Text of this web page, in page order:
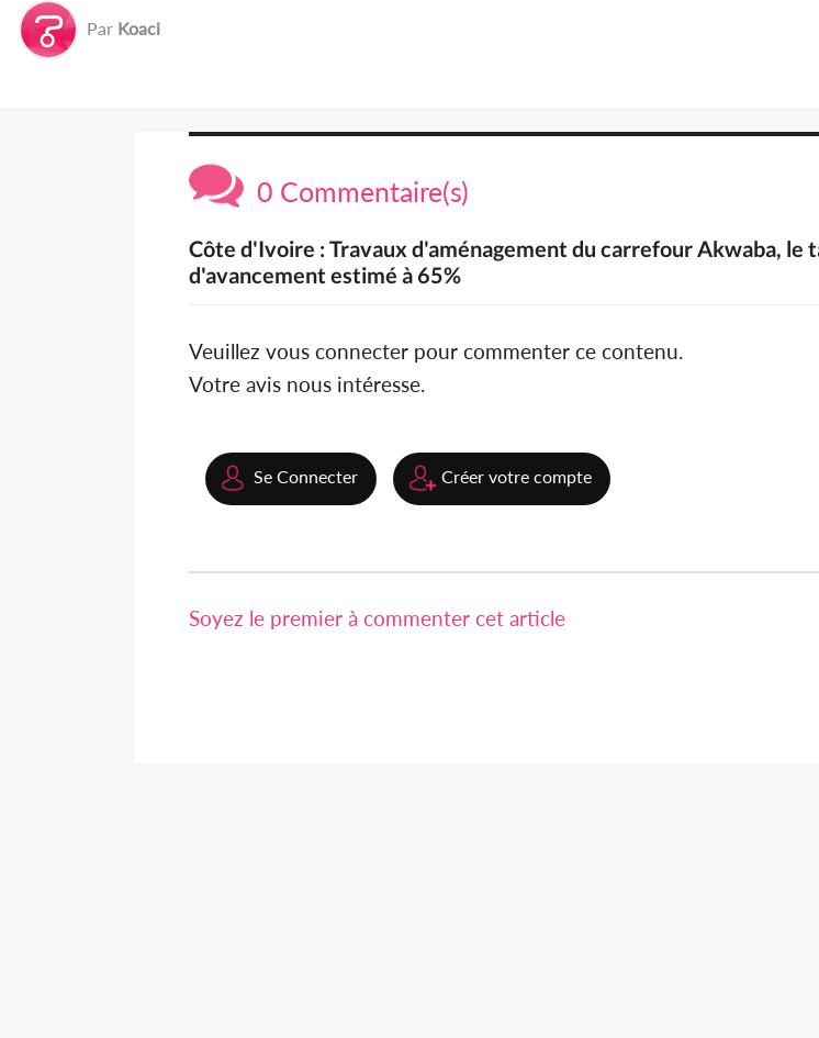
Par Koaci
0 Commentaire(s)
Côte d'Ivoire : Travaux d'aménagement du carrefour Akwaba, le
d'avancement estimé à 65%
Veuillez vous connecter pour commenter ce contenu.
Votre avis nous intéresse.
Se Connecter Créer votre compte
Soyez le premier à commenter cet article